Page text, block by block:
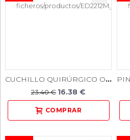
CUCHILLO QUIRÚRGICO ORBAN 1/2
23.40 € 16.38 €